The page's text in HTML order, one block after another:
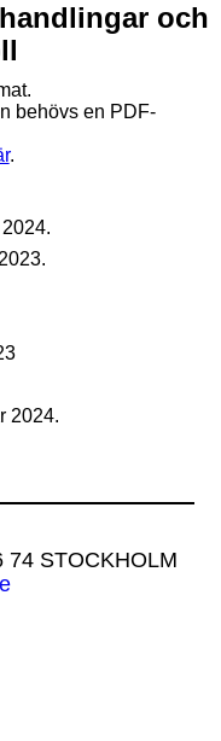
och
behövs en PDF-
.
2024.
74 STOCKHOLM